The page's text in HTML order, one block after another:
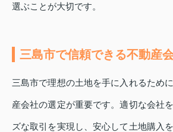
選ぶことが大切です。
三島市で信頼できる不動産
三島市で理想の土地を手に入れるため
産会社の選定が重要です。適切な会社
ズな取引を実現し、安心して土地購入